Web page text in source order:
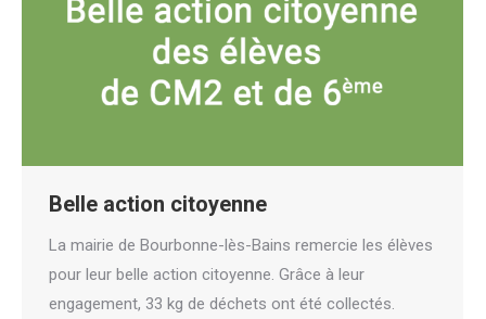
Belle action citoyenne
La mairie de Bourbonne-lès-Bains remercie les élèves
pour leur belle action citoyenne. Grâce à leur
engagement, 33 kg de déchets ont été collectés.